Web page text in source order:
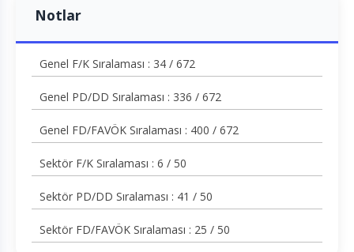
Notlar
Genel F/K Sıralaması : 34 / 672
Genel PD/DD Sıralaması : 336 / 672
Genel FD/FAVÖK Sıralaması : 400 / 672
Sektör F/K Sıralaması : 6 / 50
Sektör PD/DD Sıralaması : 41 / 50
Sektör FD/FAVÖK Sıralaması : 25 / 50